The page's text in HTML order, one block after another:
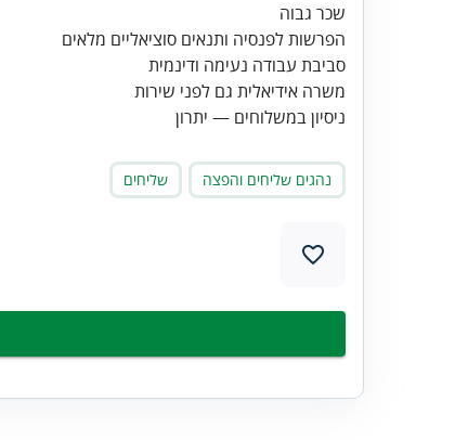
משרה אידיאלית גם לפני שירות
ניסיון במשלוחים — יתרון
נהגים שליחים והפצה שליחים